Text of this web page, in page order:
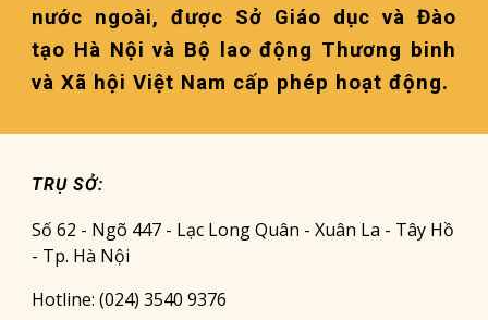
nước ngoài, được Sở Giáo dục và Đào
tạo Hà Nội và Bộ lao động Thương binh
và Xã hội Việt Nam cấp phép hoạt động.
TRỤ SỞ:
Số 62 - Ngõ 447 - Lạc Long Quân - Xuân La - Tây Hồ
- Tp. Hà Nội
Hotline: (024) 3540 9376